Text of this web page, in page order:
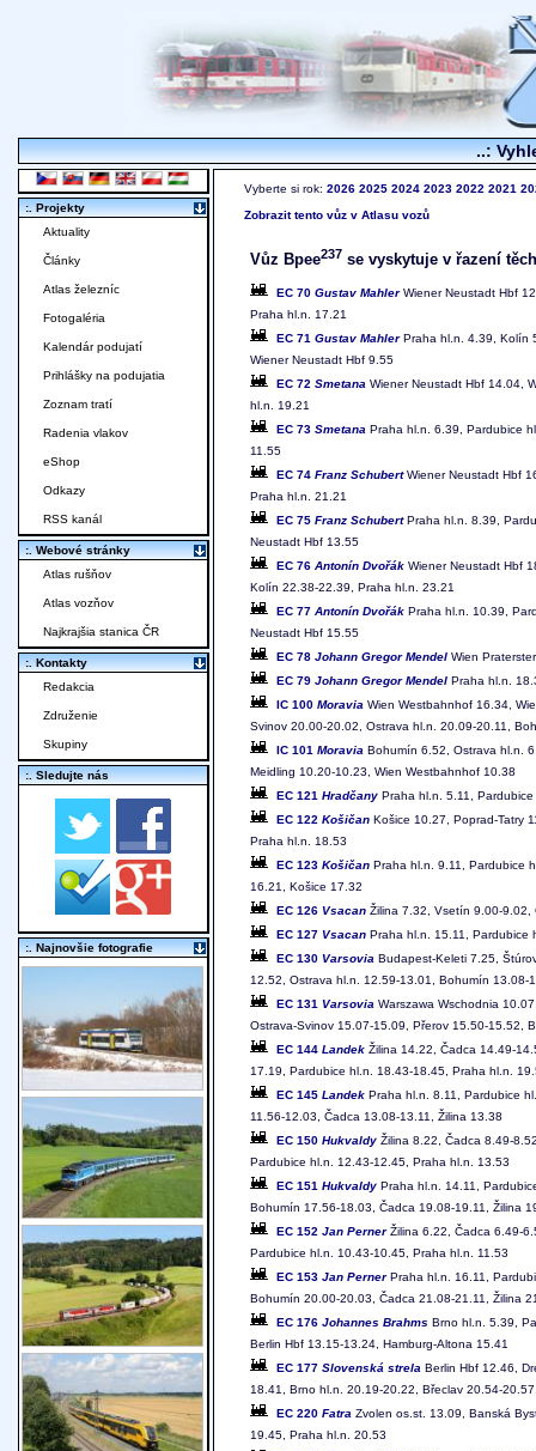
..:
Vyberte si rok: 2026 2025 2024 2023 2022 2021
Zobrazit tento vůz v Atlasu vozů
Vůz Bpee237 se vyskytuje v řazení
EC 70 Gustav MahlerWiener Neustadt Hbf
Praha hl.n. 17.21
EC 71 Gustav MahlerPraha hl.n. 4.39, Kolín
Wiener Neustadt Hbf 9.55
EC 72 Smetana Wiener Neustadt Hbf 14.04,
hl.n. 19.21
EC 73 Smetana Praha hl.n. 6.39, Pardubice
11.55
EC 74 Franz SchubertWiener Neustadt Hbf
Praha hl.n. 21.21
EC 75 Franz SchubertPraha hl.n. 8.39,
Neustadt Hbf 13.55
EC 76 Antonín Dvořák Wiener Neustadt Hbf
Kolín 22.38-22.39, Praha hl.n. 23.21
EC 77 Antonín Dvořák Praha hl.n. 10.39,
Neustadt Hbf 15.55
EC 78 Johann Gregor Mendel Wien
EC 79 Johann Gregor Mendel Praha hl.n.
IC 100 Moravia Wien Westbahnhof 16.34,
Svinov 20.00-20.02, Ostrava hl.n. 20.09-20.11,
IC 101 Moravia Bohumín 6.52, Ostrava hl.n.
Meidling 10.20-10.23, Wien Westbahnhof 10.38
EC 121 Hradčany Praha hl.n. 5.11,
EC 122 Košičan Košice 10.27, Poprad-Tatry
Praha hl.n. 18.53
EC 123 Košičan Praha hl.n. 9.11, Pardubice
16.21, Košice 17.32
EC 126 Vsacan Žilina 7.32, Vsetín 9.00-9.02,
EC 127 Vsacan Praha hl.n. 15.11, Pardubice
EC 130 Varsovia Budapest-Keleti 7.25,
12.52, Ostrava hl.n. 12.59-13.01, Bohumín 13.08-
EC 131 Varsovia Warszawa Wschodnia
Ostrava-Svinov 15.07-15.09, Přerov 15.50-15.52,
EC 144 Landek Žilina 14.22, Čadca 14.49-
17.19, Pardubice hl.n. 18.43-18.45, Praha hl.n.
EC 145 Landek Praha hl.n. 8.11, Pardubice
11.56-12.03, Čadca 13.08-13.11, Žilina 13.38
EC 150 Hukvaldy Žilina 8.22, Čadca 8.49-
Pardubice hl.n. 12.43-12.45, Praha hl.n. 13.53
EC 151 Hukvaldy Praha hl.n. 14.11,
Bohumín 17.56-18.03, Čadca 19.08-19.11, Žilina
EC 152 Jan PernerŽilina 6.22, Čadca 6.49-
Pardubice hl.n. 10.43-10.45, Praha hl.n. 11.53
EC 153 Jan PernerPraha hl.n. 16.11,
Bohumín 20.00-20.03, Čadca 21.08-21.11, Žilina
EC 176 Johannes Brahms Brno hl.n. 5.39,
Berlin Hbf 13.15-13.24, Hamburg-Altona 15.41
EC 177 Slovenská strela Berlin Hbf 12.46,
18.41, Brno hl.n. 20.19-20.22, Břeclav 20.54-
EC 220 Fatra Zvolen os.st. 13.09, Banská
19.45, Praha hl.n. 20.53
:. Projekty
Aktuality
Články
Atlas železníc
Fotogaléria
Kalendár podujatí
Prihlášky na podujatia
Zoznam tratí
Radenia vlakov
eShop
Odkazy
RSS kanál
:. Webové stránky
Atlas rušňov
Atlas vozňov
Najkrajšia stanica ČR
:. Kontakty
Redakcia
Združenie
Skupiny
:. Sledujte nás
:. Najnovšie fotografie